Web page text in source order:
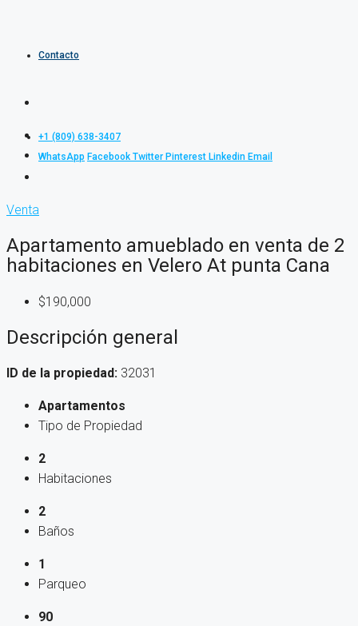
Contacto
+1 (809) 638-3407
WhatsApp Facebook Twitter Pinterest Linkedin Email
Venta
Apartamento amueblado en venta de 2
habitaciones en Velero At punta Cana
$190,000
Descripción general
ID de la propiedad: 32031
Apartamentos
Tipo de Propiedad
2
Habitaciones
2
Baños
1
Parqueo
90